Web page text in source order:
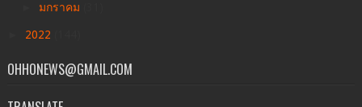
มกราคม
2022
OHHONEWS@GMAIL.COM